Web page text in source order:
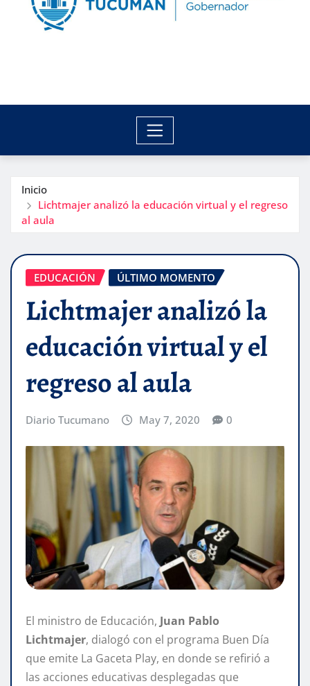
Inicio
Lichtmajer analizó la educación virtual y el regreso
al aula
EDUCACIÓN ÚLTIMO MOMENTO
Lichtmajer analizó la
educación virtual y el
regreso al aula
Diario Tucumano May 7, 2020 0
El ministro de Educación, Juan Pablo
Lichtmajer, dialogó con el programa Buen Día
que emite La Gaceta Play, en donde se refirió a
las acciones educativas desplegadas que